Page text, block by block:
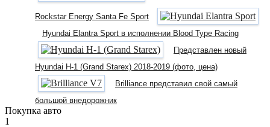
Rockstar Energy Santa Fe Sport
Hyundai Elantra Sport в исполнении Blood Type Racing
Представлен новый
Hyundai H-1 (Grand Starex) 2018-2019 (фото, цена)
Brilliance представил свой самый
большой внедорожник
Покупка авто
1